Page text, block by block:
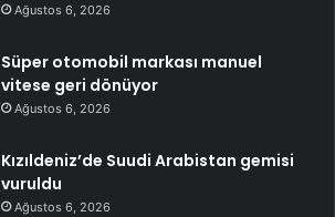
Ağustos 6, 2026
Süper otomobil markası manuel
vitese geri dönüyor
Ağustos 6, 2026
Kızıldeniz’de Suudi Arabistan gemisi
vuruldu
Ağustos 6, 2026